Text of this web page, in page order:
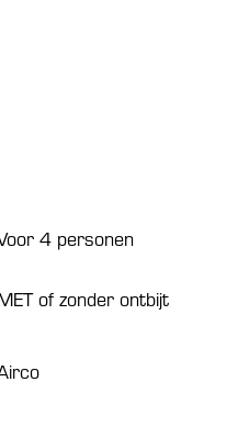
4 personen
of zonder ontbijt